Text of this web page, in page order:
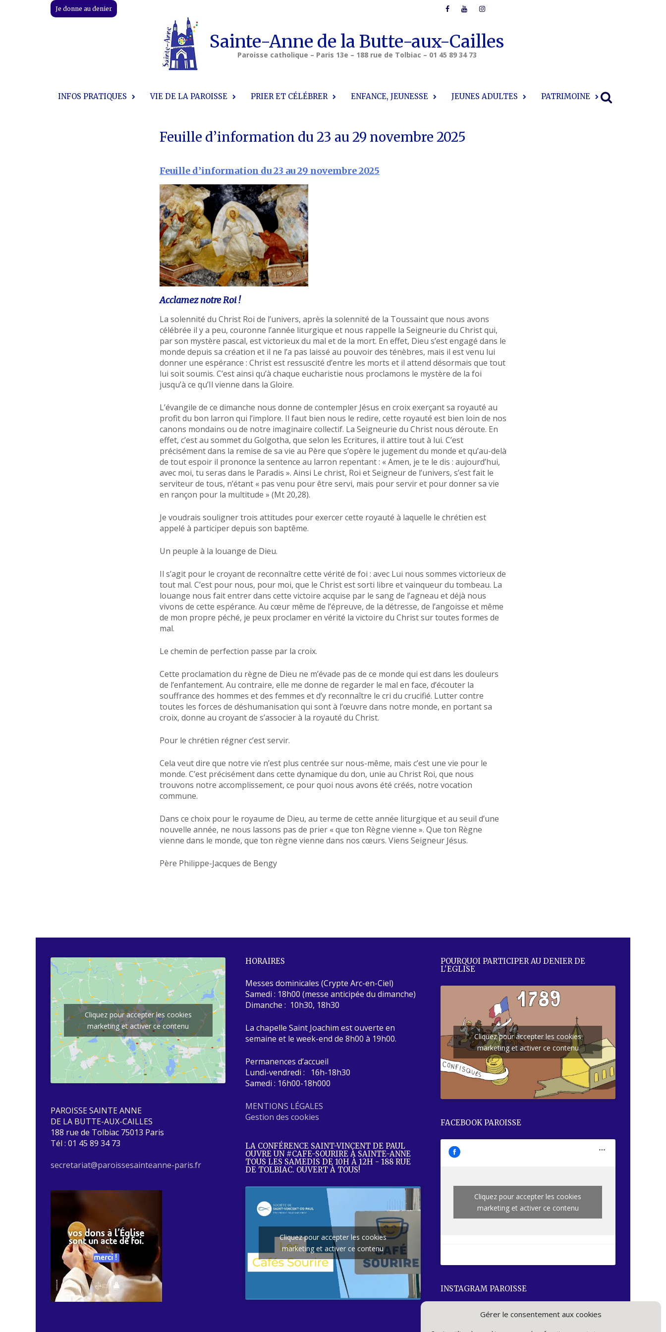
Gérer le consentement aux cookies
Skip Je donne au denier
Sainte-Anne de la Butte-aux-Cailles
Paroisse catholique – Paris 13e – 188 rue de Tolbiac – 01 45 89 34 73
INFOS PRATIQUES VIE DE LA PAROISSE PRIER ET CÉLÉBRER ENFANCE, JEUNESSE JEUNES ADULTES PATRIMOINE
Feuille d’information du 23 au 29 novembre 2025
Feuille d’information du 23 au 29 novembre 2025
Acclamez notre Roi !
La solennité du Christ Roi de l’univers, après la solennité de la Toussaint que nous avons
célébrée il y a peu, couronne l’année liturgique et nous rappelle la Seigneurie du Christ qui,
par son mystère pascal, est victorieux du mal et de la mort. En effet, Dieu s’est engagé dans le
monde depuis sa création et il ne l’a pas laissé au pouvoir des ténèbres, mais il est venu lui
donner une espérance : Christ est ressuscité d’entre les morts et il attend désormais que tout
lui soit soumis. C’est ainsi qu’à chaque eucharistie nous proclamons le mystère de la foi
jusqu’à ce qu’Il vienne dans la Gloire.
L’évangile de ce dimanche nous donne de contempler Jésus en croix exerçant sa royauté au
profit du bon larron qui l’implore. Il faut bien nous le redire, cette royauté est bien loin de nos
canons mondains ou de notre imaginaire collectif. La Seigneurie du Christ nous déroute. En
effet, c’est au sommet du Golgotha, que selon les Ecritures, il attire tout à lui. C’est
précisément dans la remise de sa vie au Père que s’opère le jugement du monde et qu’au-delà
de tout espoir il prononce la sentence au larron repentant : « Amen, je te le dis : aujourd’hui,
avec moi, tu seras dans le Paradis ». Ainsi Le christ, Roi et Seigneur de l’univers, s’est fait le
serviteur de tous, n’étant « pas venu pour être servi, mais pour servir et pour donner sa vie
en rançon pour la multitude » (Mt 20,28).
Je voudrais souligner trois attitudes pour exercer cette royauté à laquelle le chrétien est
appelé à participer depuis son baptême.
Un peuple à la louange de Dieu.
Il s’agit pour le croyant de reconnaître cette vérité de foi : avec Lui nous sommes victorieux de
tout mal. C’est pour nous, pour moi, que le Christ est sorti libre et vainqueur du tombeau. La
louange nous fait entrer dans cette victoire acquise par le sang de l’agneau et déjà nous
vivons de cette espérance. Au cœur même de l’épreuve, de la détresse, de l’angoisse et même
de mon propre péché, je peux proclamer en vérité la victoire du Christ sur toutes formes de
mal.
Le chemin de perfection passe par la croix.
Cette proclamation du règne de Dieu ne m’évade pas de ce monde qui est dans les douleurs
de l’enfantement. Au contraire, elle me donne de regarder le mal en face, d’écouter la
souffrance des hommes et des femmes et d’y reconnaître le cri du crucifié. Lutter contre
toutes les forces de déshumanisation qui sont à l’œuvre dans notre monde, en portant sa
croix, donne au croyant de s’associer à la royauté du Christ.
Pour le chrétien régner c’est servir.
Cela veut dire que notre vie n’est plus centrée sur nous-même, mais c’est une vie pour le
monde. C’est précisément dans cette dynamique du don, unie au Christ Roi, que nous
trouvons notre accomplissement, ce pour quoi nous avons été créés, notre vocation
commune.
Dans ce choix pour le royaume de Dieu, au terme de cette année liturgique et au seuil d’une
nouvelle année, ne nous lassons pas de prier « que ton Règne vienne ». Que ton Règne
vienne dans le monde, que ton règne vienne dans nos cœurs. Viens Seigneur Jésus.
Père Philippe-Jacques de Bengy
Cliquez pour accepter les cookies
marketing et activer ce contenu
PAROISSE SAINTE ANNE
DE LA BUTTE-AUX-CAILLES
188 rue de Tolbiac 75013 Paris
Tél : 01 45 89 34 73
secretariat@paroissesainteanne-paris.fr
HORAIRES
Messes dominicales (Crypte Arc-en-Ciel)
Samedi : 18h00 (messe anticipée du dimanche)
Dimanche : 10h30, 18h30
La chapelle Saint Joachim est ouverte en
semaine et le week-end de 8h00 à 19h00.
Permanences d’accueil
Lundi-vendredi : 16h-18h30
Samedi : 16h00-18h000
MENTIONS LÉGALES
Gestion des cookies
LA CONFÉRENCE SAINT-VINCENT DE PAUL
OUVRE UN #CAFE-SOURIRE À SAINTE-ANNE
TOUS LES SAMEDIS DE 10H À 12H - 188 RUE
DE TOLBIAC. OUVERT À TOUS!
Cliquez pour accepter les cookies
marketing et activer ce contenu
POURQUOI PARTICIPER AU DENIER DE
L'EGLISE
Cliquez pour accepter les cookies
marketing et activer ce contenu
FACEBOOK PAROISSE
Cliquez pour accepter les cookies
marketing et activer ce contenu
INSTAGRAM PAROISSE